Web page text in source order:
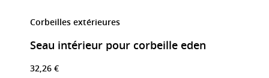
Corbeilles extérieures
Seau intérieur pour corbeille eden
32,26 €